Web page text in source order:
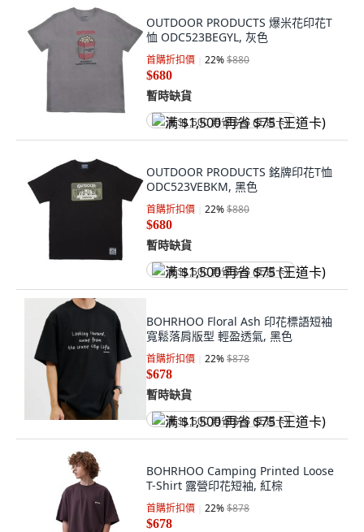
OUTDOOR PRODUCTS 爆米花印花T
恤 ODC523BEGYL, 灰色
首購折扣價 22%$880
$680
暫時缺貨
满 $1,500 再省 $75 (王道卡)
OUTDOOR PRODUCTS 銘牌印花T恤
ODC523VEBKM, 黑色
首購折扣價 22%$880
$680
暫時缺貨
满 $1,500 再省 $75 (王道卡)
BOHRHOO Floral Ash 印花標語短袖
寬鬆落肩版型 輕盈透氣, 黑色
首購折扣價 22%$878
$678
暫時缺貨
满 $1,500 再省 $75 (王道卡)
BOHRHOO Camping Printed Loose
T-Shirt 露營印花短袖, 紅棕
首購折扣價 22%$878
$678